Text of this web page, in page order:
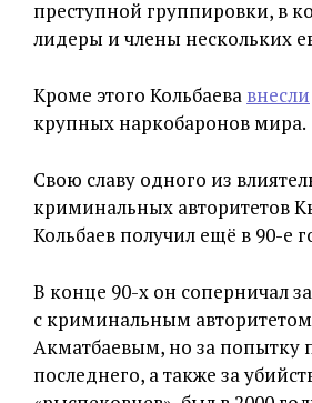
преступной группировки, в
лидеры и члены нескольких
Кроме этого Кольбаева внесли
крупных наркобаронов мира.
Свою славу одного из
криминальных авторитетов
Кольбаев получил ещё в 90-е
В конце 90-х он соперничал
с криминальным
Акматбаевым, но за попытку
последнего, а также за